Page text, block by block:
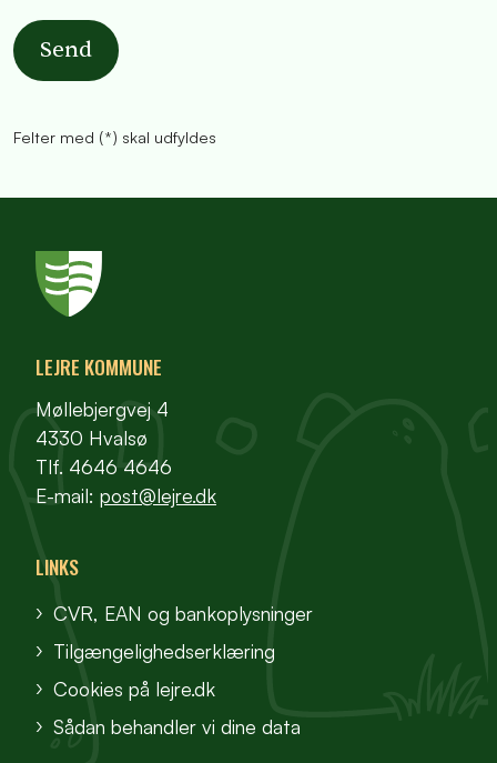
Send
Felter med (*) skal udfyldes
LEJRE KOMMUNE
Møllebjergvej 4
4330 Hvalsø
Tlf. 4646 4646
E-mail: post@lejre.dk
LINKS
CVR, EAN og bankoplysninger
Tilgængelighedserklæring
Cookies på lejre.dk
Sådan behandler vi dine data